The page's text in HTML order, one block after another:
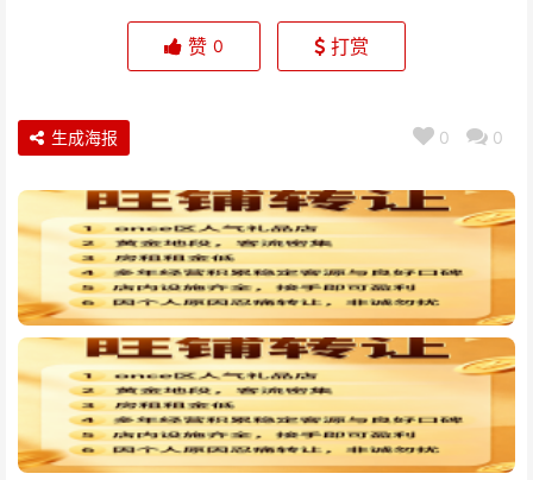
赞 0 打赏
0 0
生成海报